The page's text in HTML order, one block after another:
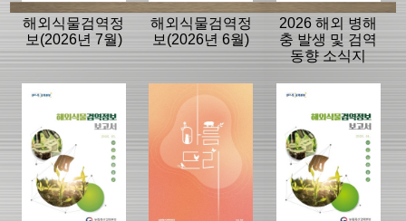
해외식물검역정
보(2026년 7월)
해외식물검역정
보(2026년 6월)
2026 해외 병해
충 발생 및 검역
동향 소식지